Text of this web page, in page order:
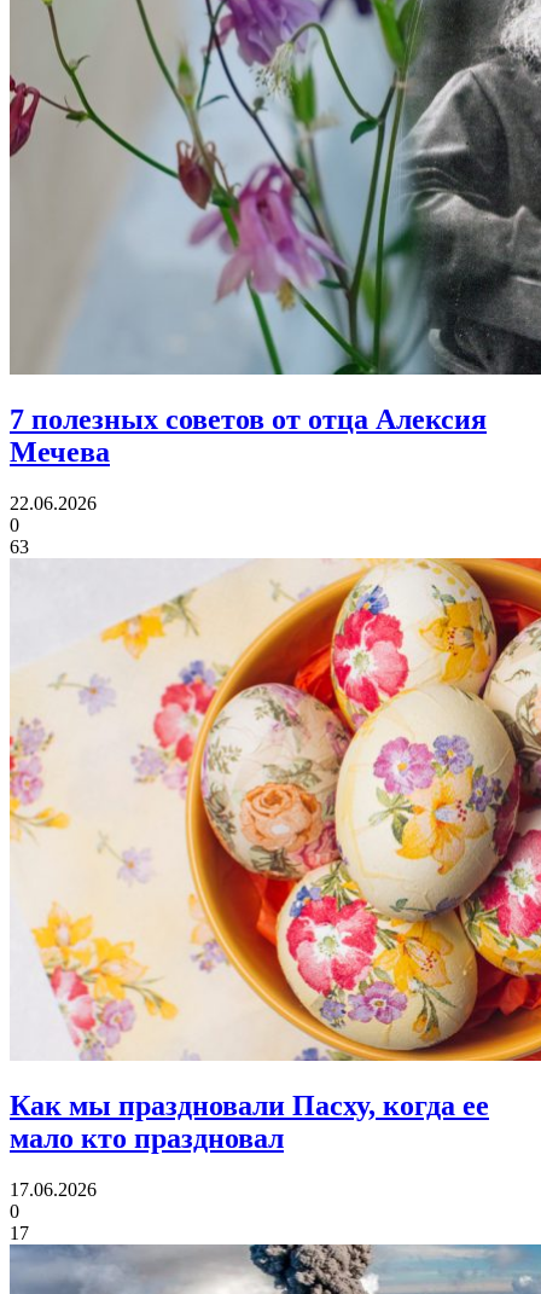
7 полезных советов от отца Алексия
Мечева
22.06.2026
0
63
Как мы праздновали Пасху, когда ее
мало кто праздновал
17.06.2026
0
17